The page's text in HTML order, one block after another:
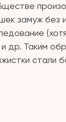
замуж без
и др. Таким
стали